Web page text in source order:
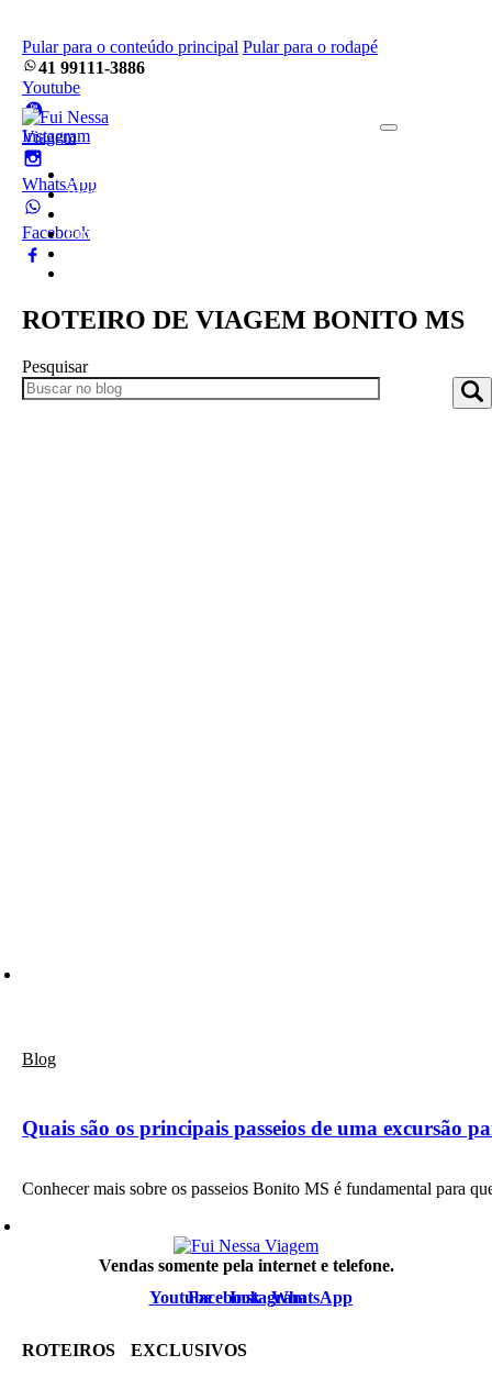
Pular para o conteúdo principal Pular para o rodapé
41 99111-3886
Youtube
Instagram
WhatsApp
Facebook
Home
Pacotes
Empresa
ROTEIRO DE VIAGEM BONITO MS
Pesquisar
Blog
Quais são os principais passeios de uma excursão
Conhecer mais sobre os passeios Bonito MS é fundamental para
Vendas somente pela internet e telefone.
YoutubeFacebookInstagramWhatsApp
ROTEIROS EXCLUSIVOS